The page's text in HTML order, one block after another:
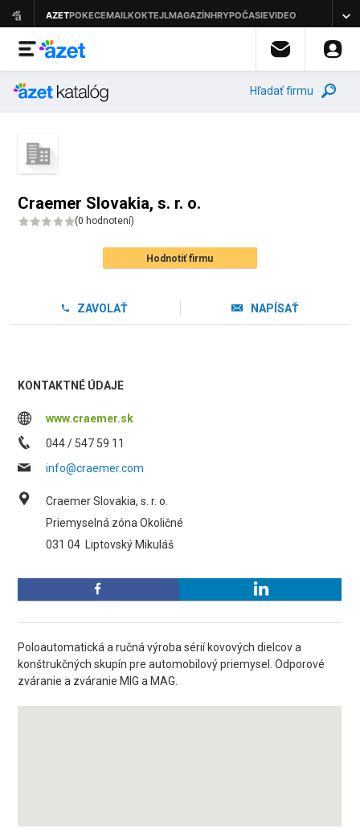
Hľadať firmu
Craemer Slovakia, s. r. o.
(0 hodnotení)
Hodnotiť firmu
ZAVOLAŤ NAPÍSAŤ
KONTAKTNÉ ÚDAJE
www.craemer.sk
044 / 547 59 11
info@craemer.com
Craemer Slovakia, s. r. o.
Priemyselná zóna Okoličné
031 04
Liptovský Mikuláš
Poloautomatická a ručná výroba sérií kovových dielcov a
konštrukčných skupín pre automobilový priemysel. Odporové
zváranie a zváranie MIG a MAG.